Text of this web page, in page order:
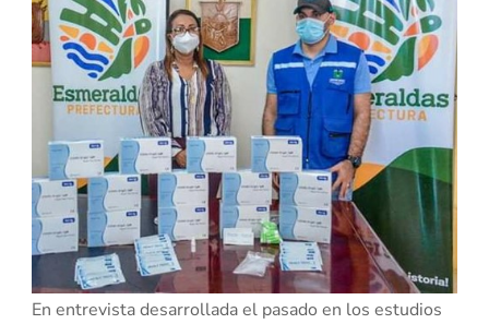
En entrevista desarrollada el pasado en los estudios